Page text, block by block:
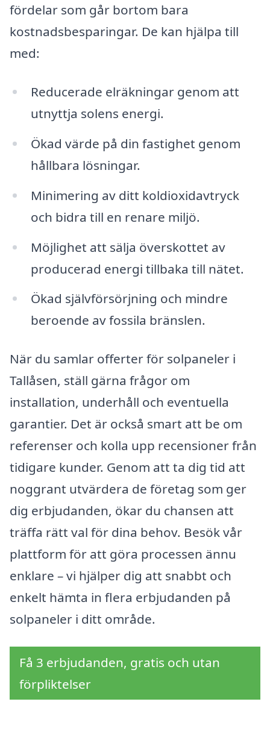
fördelar som går bortom bara
kostnadsbesparingar. De kan hjälpa till
med:
Reducerade elräkningar genom att
utnyttja solens energi.
Ökad värde på din fastighet genom
hållbara lösningar.
Minimering av ditt koldioxidavtryck
och bidra till en renare miljö.
Möjlighet att sälja överskottet av
producerad energi tillbaka till nätet.
Ökad självförsörjning och mindre
beroende av fossila bränslen.
När du samlar offerter för solpaneler i
Tallåsen, ställ gärna frågor om
installation, underhåll och eventuella
garantier. Det är också smart att be om
referenser och kolla upp recensioner från
tidigare kunder. Genom att ta dig tid att
noggrant utvärdera de företag som ger
dig erbjudanden, ökar du chansen att
träffa rätt val för dina behov. Besök vår
plattform för att göra processen ännu
enklare – vi hjälper dig att snabbt och
enkelt hämta in flera erbjudanden på
solpaneler i ditt område.
Få 3 erbjudanden, gratis och utan
förpliktelser